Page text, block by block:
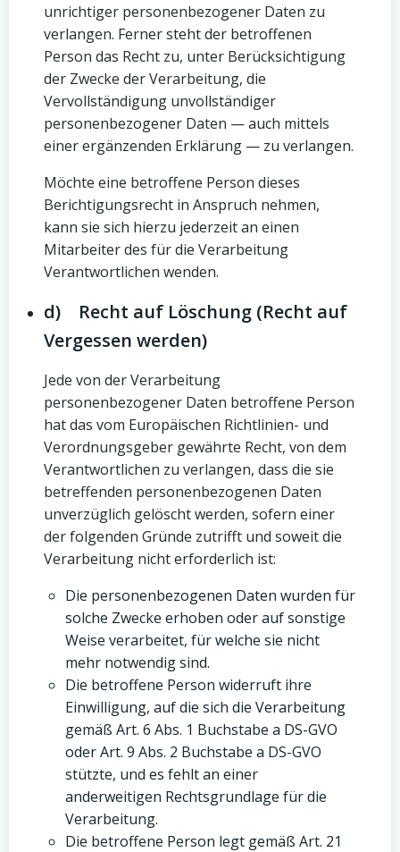
unrichtiger personenbezogener Daten zu
verlangen. Ferner steht der betroffenen
Person das Recht zu, unter Berücksichtigung
der Zwecke der Verarbeitung, die
Vervollständigung unvollständiger
personenbezogener Daten — auch mittels
einer ergänzenden Erklärung — zu verlangen.
Möchte eine betroffene Person dieses
Berichtigungsrecht in Anspruch nehmen,
kann sie sich hierzu jederzeit an einen
Mitarbeiter des für die Verarbeitung
Verantwortlichen wenden.
d) Recht auf Löschung (Recht auf
Vergessen werden)
Jede von der Verarbeitung
personenbezogener Daten betroffene Person
hat das vom Europäischen Richtlinien- und
Verordnungsgeber gewährte Recht, von dem
Verantwortlichen zu verlangen, dass die sie
betreffenden personenbezogenen Daten
unverzüglich gelöscht werden, sofern einer
der folgenden Gründe zutrifft und soweit die
Verarbeitung nicht erforderlich ist:
Die personenbezogenen Daten wurden für
solche Zwecke erhoben oder auf sonstige
Weise verarbeitet, für welche sie nicht
mehr notwendig sind.
Die betroffene Person widerruft ihre
Einwilligung, auf die sich die Verarbeitung
gemäß Art. 6 Abs. 1 Buchstabe a DS-GVO
oder Art. 9 Abs. 2 Buchstabe a DS-GVO
stützte, und es fehlt an einer
anderweitigen Rechtsgrundlage für die
Verarbeitung.
Die betroffene Person legt gemäß Art. 21